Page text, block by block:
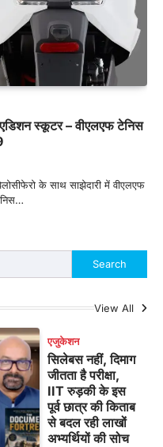
स्कूटर – वीएलएफ टेनिस
के साथ साझेदारी में वीएलएफ
Search
View All
एजुकेशन
सिलेबस नहीं, दिमाग
जीतता है परीक्षा,
IIT रुड़की के इस
पूर्व छात्र की किताब
से बदल रही लाखों
अभ्यर्थियों की सोच